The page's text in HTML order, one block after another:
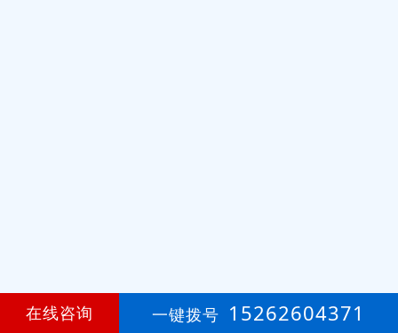
在线咨询 一键拨号 15262604371